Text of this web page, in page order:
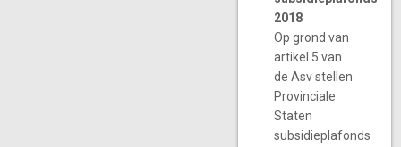
2018
Op grond van
artikel 5 van
de Asv stellen
Provinciale
Staten
subsidieplafonds